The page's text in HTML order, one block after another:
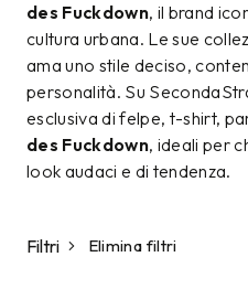
des Fuckdown, il brand
cultura urbana. Le sue
ama uno stile deciso,
personalità. Su
esclusiva di felpe, t-shirt,
des Fuckdown, ideali per
look audaci e di tendenza.
Filtri Elimina filtri